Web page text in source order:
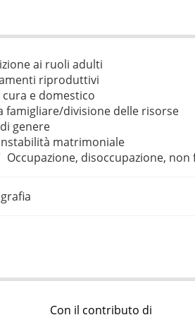
ai ruoli adulti
riproduttivi
e domestico
famigliare/divisione delle risorse
genere
matrimoniale
Occupazione, disoccupazione,
Con il contributo di